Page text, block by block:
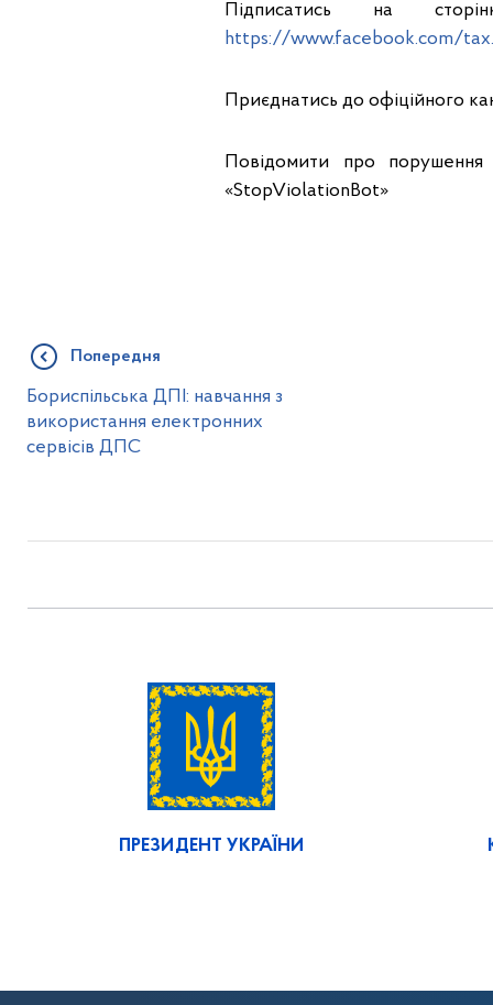
Підписатись на
https://www.facebook.com/
Приєднатись до офіційного
Повідомити про
«StopViolationBot»
Попередня
Бориспільська ДПІ: навчання з
використання електронних
сервісів ДПС
ПРЕЗИДЕНТ УКРАЇНИ